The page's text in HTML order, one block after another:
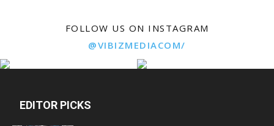
FOLLOW US ON INSTAGRAM
@VIBIZMEDIACOM/
EDITOR PICKS